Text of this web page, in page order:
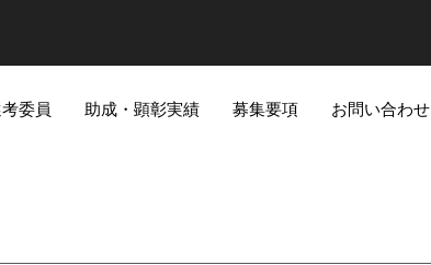
委員 助成・顕彰実績 募集要項 お問い合わせ